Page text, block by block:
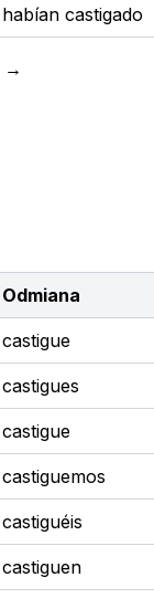
habían castigado
→
Odmiana
castigue
castigues
castigue
castiguemos
castiguéis
castiguen